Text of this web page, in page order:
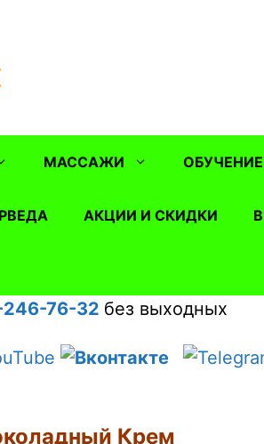
МАССАЖИ ОБУЧЕНИЕ
АКЦИИ И СКИДКИ
76-32 без выходных
Крем